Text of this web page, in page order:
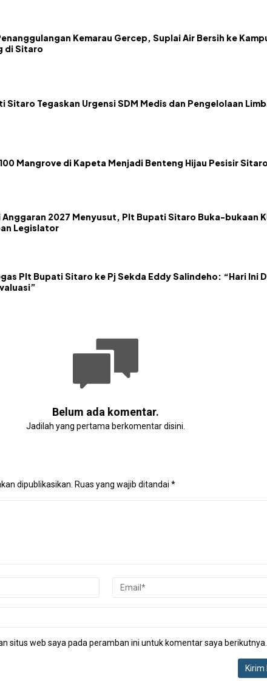
Kemarau Gercep, Suplai Air Bersih ke
di Sitaro
Sitaro Tegaskan Urgensi SDM Medis dan Pengelolaan
Mangrove di Kapeta Menjadi Benteng Hijau Pesisir
2027 Menyusut, Plt Bupati Sitaro Buka-bukaan
Legislator
Plt Bupati Sitaro ke Pj Sekda Eddy Salindeho: “Hari Ini
Belum ada komentar.
Jadilah yang pertama berkomentar disini.
dipublikasikan. Ruas yang wajib ditandai *
situs web saya pada peramban ini untuk komentar saya berikutnya.